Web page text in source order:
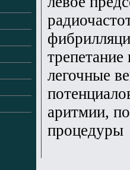
легочные
аритмии,
процедуры